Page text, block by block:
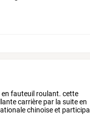
en fauteuil roulant. cette
carrière par la suiteen
chinoiseet participa